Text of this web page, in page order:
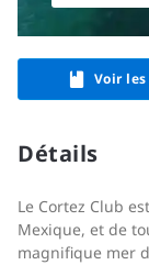
Voir
Détails
Le Cortez Club
Mexique, et de
magnifique mer